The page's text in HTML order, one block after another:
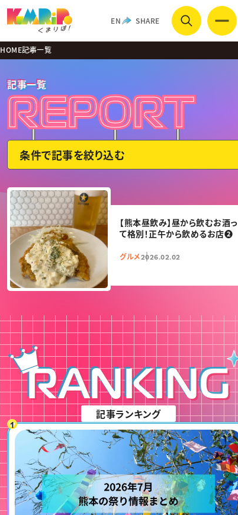
EN SHARE
HOME記事一覧
記事一覧
REPORT
REPORT
条件で記事を絞り込む
【熊本昼飲み】昼から飲むお酒っ
て格別！正午から飲めるお店❷
グルメ2026.02.02
RANKING
記事ランキング